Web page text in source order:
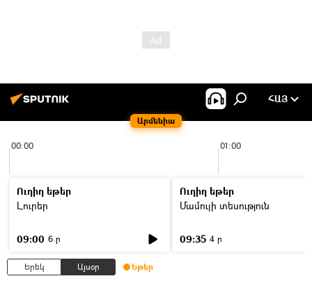
Արմենիա
ՀԱՅ
00:00 01:00
Ուղիղ եթեր
Լուրեր
09:00 6 ր
Ուղիղ եթեր
Մամուլի տեսություն
09:35 4 ր
Երեկ Այսօր Եթեր